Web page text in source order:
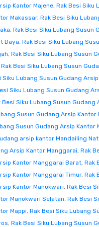
Kantor Majene, Rak Besi Siku
Makassar, Rak Besi Siku
, Rak Besi Siku Lubang Susun
Daya, Rak Besi Siku Lubang
, Rak Besi Siku Lubang Susun
Rak Besi Siku Lubang Susun
Siku Lubang Susun Gudang
Siku Lubang Susun Gudang
Besi Siku Lubang Susun Gudang
Susun Gudang Arsip Kantor
Susun Gudang Arsip Kantor
arsip kantor Mandailing
Arsip Kantor Manggarai, Rak
Kantor Manggarai Barat, Rak
Kantor Manggarai Timur, Rak
Kantor Manokwari, Rak Besi
Manokwari Selatan, Rak Besi
Mappi, Rak Besi Siku Lubang
, Rak Besi Siku Lubang Susun